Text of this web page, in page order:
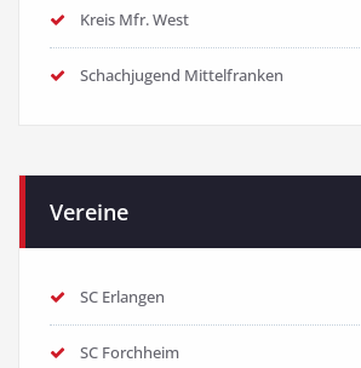
Kreis Mfr. West
Schachjugend Mittelfranken
Vereine
SC Erlangen
SC Forchheim